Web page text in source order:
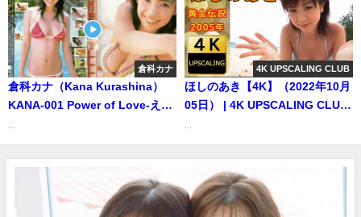
倉科カナ
倉科カナ（Kana Kurashina）
KANA-001 Power of Love-えが
4K UPSCALING CLUB
ほしのあき【4K】（2022年10月
05日） | 4K UPSCALING CLUB